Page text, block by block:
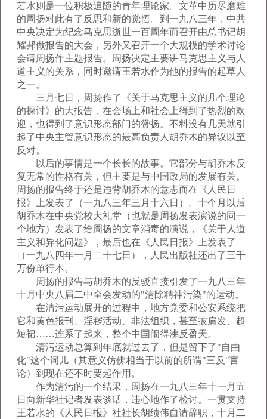
若水则是一位积极追随的青年理论家。文革中历尽磨难
的周扬对此有了反思和新的觉悟。到一九八三年，中共
中央决定为纪念马克思逝世一百周年而召开由总书记胡
耀邦做报告的大会，另外又召开一个大规模的学术讨论
会请周扬作主题报告。周扬决定主要讲马克思主义与人
道主义的关系，同时邀请王若水作为他的报告的起草人
之一。
三月七日，周扬作了《关于马克思主义的几个理论
的探讨》的大报告，在会场上和社会上得到了热烈的欢
迎，也得到了意识形态部门的赞扬。不料没有几天就引
起了中央主管意识形态的最高负责人胡乔木的异议以至
反对。
以后的事情是一个长长的故事。它部分与胡乔木反
复无常的性格有关，但主要是与中国政局的发展有关。
周扬的报告终于还是违背胡乔木的意志而在《人民日
报》上发表了（一九八三年三月十六日）。十个月以后
胡乔木在中央党校大礼堂（也就是周扬发表演说的同一
个地方）发表了给周扬的文章消毒的演说，《关于人道
主义和异化问题》，最后也在《人民日报》上发表了
（一九八四年一月二十七日），人民出版社还出了三千
万份单行本。
周扬的报告与胡乔木的反驳直接引发了一九八三年
十月中央八届二中全会发动的"清除精神污染"的运动。
在清污运动展开的过程中，地方党委和公安系统把
它和黄色报刊、淫秽活动、非法组织，甚至披肩发、超
短裙……连系了起来，整个中国闹得沸反盈天。
清污运动总算到年底就过去了，但是留下了"自由
化"这个词儿（其意义仿佛相当于以前的所谓"三反"言
论）到现在还不时要起作用。
作为清污的一个结果，周扬在一九八三年十一月五
日向新华社记者发表谈话，违心地作了检讨。一贯支持
王若水的《人民日报》社社长胡绩伟自请辞职，十月二